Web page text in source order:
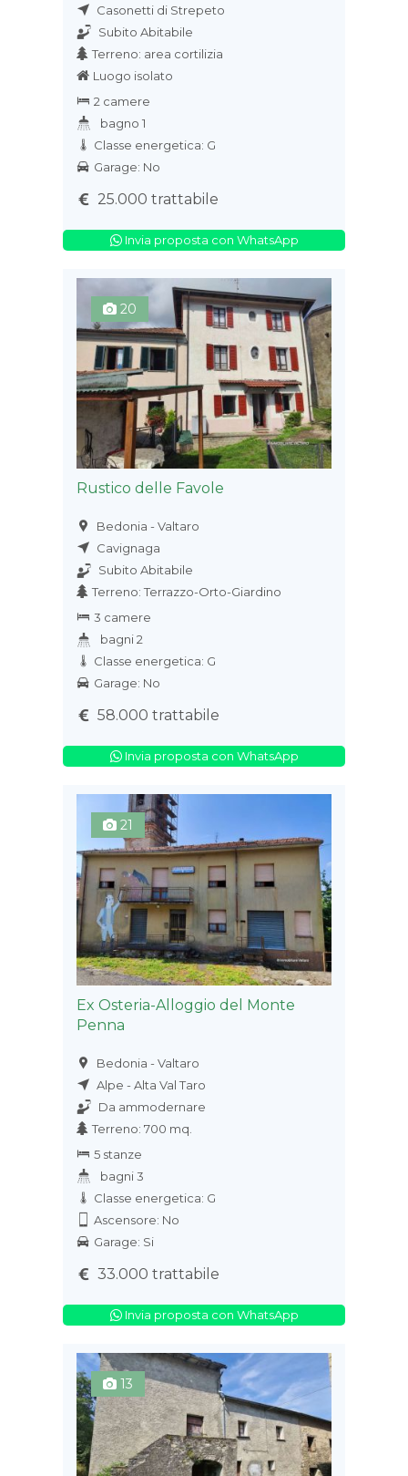
Casonetti di Strepeto
Subito Abitabile
Terreno: area cortilizia
Luogo isolato
2 camere
bagno 1
Classe energetica: G
Garage: No
25.000 trattabile
Invia proposta con WhatsApp
20
Rustico delle Favole
Bedonia - Valtaro
Cavignaga
Subito Abitabile
Terreno: Terrazzo-Orto-Giardino
3 camere
bagni 2
Classe energetica: G
Garage: No
58.000 trattabile
Invia proposta con WhatsApp
21
Ex Osteria-Alloggio del Monte
Penna
Bedonia - Valtaro
Alpe - Alta Val Taro
Da ammodernare
Terreno: 700 mq.
5 stanze
bagni 3
Classe energetica: G
Ascensore: No
Garage: Si
33.000 trattabile
Invia proposta con WhatsApp
13